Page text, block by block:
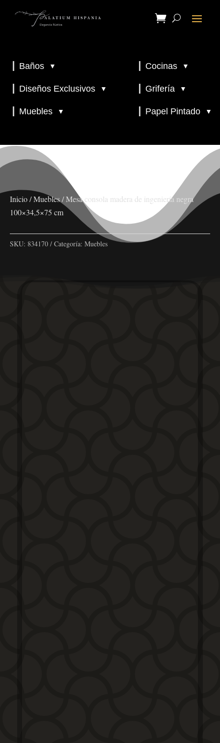
Baños ▼ Cocinas ▼
Diseños Exclusivos ▼ Grifería ▼
Muebles ▼ Papel Pintado ▼
Inicio/Muebles/ Mesa consola madera de ingeniería negra
100×34,5×75 cm
SKU: 834170 Categoría: Muebles